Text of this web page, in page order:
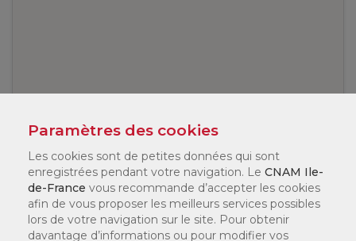
Ajouter une pièce jointe
Paramètres des cookies
Les cookies sont de petites données qui sont
enregistrées pendant votre navigation. Le CNAM Ile-
de-France vous recommande d’accepter les cookies
afin de vous proposer les meilleurs services possibles
lors de votre navigation sur le site. Pour obtenir
davantage d’informations ou pour modifier vos